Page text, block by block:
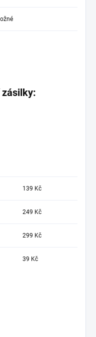
139 Kč
249 Kč
299 Kč
39 Kč